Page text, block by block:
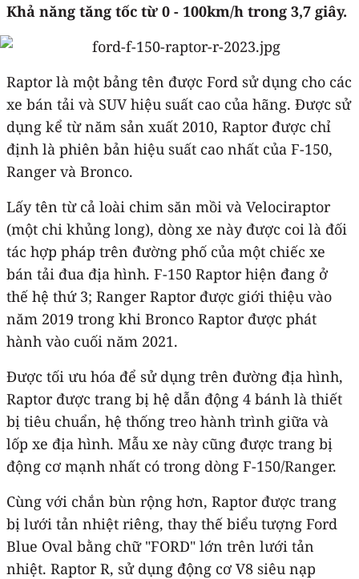
Khả năng tăng tốc từ 0 - 100km/h trong 3,7 giây.
Raptor là một bảng tên được Ford sử dụng cho các
xe bán tải và SUV hiệu suất cao của hãng. Được sử
dụng kể từ năm sản xuất 2010, Raptor được chỉ
định là phiên bản hiệu suất cao nhất của F-150,
Ranger và Bronco.
Lấy tên từ cả loài chim săn mồi và Velociraptor
(một chi khủng long), dòng xe này được coi là đối
tác hợp pháp trên đường phố của một chiếc xe
bán tải đua địa hình. F-150 Raptor hiện đang ở
thế hệ thứ 3; Ranger Raptor được giới thiệu vào
năm 2019 trong khi Bronco Raptor được phát
hành vào cuối năm 2021.
Được tối ưu hóa để sử dụng trên đường địa hình,
Raptor được trang bị hệ dẫn động 4 bánh là thiết
bị tiêu chuẩn, hệ thống treo hành trình giữa và
lốp xe địa hình. Mẫu xe này cũng được trang bị
động cơ mạnh nhất có trong dòng F-150/Ranger.
Cùng với chắn bùn rộng hơn, Raptor được trang
bị lưới tản nhiệt riêng, thay thế biểu tượng Ford
Blue Oval bằng chữ "FORD" lớn trên lưới tản
nhiệt. Raptor R, sử dụng động cơ V8 siêu nạp